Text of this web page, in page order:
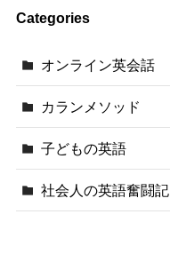
Categories
オンライン英会話
カランメソッド
子どもの英語
社会人の英語奮闘記